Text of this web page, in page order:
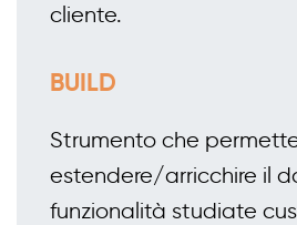
cliente.
BUILD
Strumento che
estendere/arricchire il
funzionalità studiate